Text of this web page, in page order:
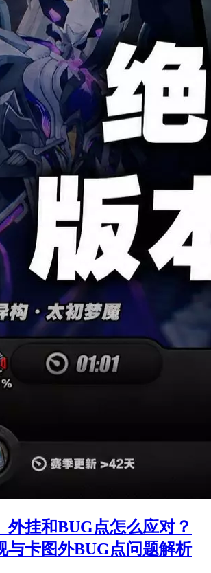
外挂和BUG点怎么应对？
与卡图外BUG点问题解析